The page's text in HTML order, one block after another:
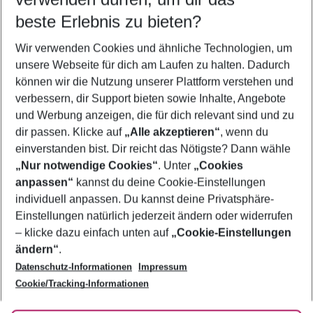
5-8 Nächte
2 Erwachsene Keine Kinder
Mehr Filter anzeigen
Footer
Footer navigation
Über uns
AGB
Bestpreisgarantie
Cookie-Einstellungen ändern
Cookie-Richtlinie
Agenturbetreuung
Barrierefreies Reisen
Folge uns
beste Erlebnis zu bieten?
Wir verwenden Cookies und ähnliche Technologien, um
unsere Webseite für dich am Laufen zu halten. Dadurch
können wir die Nutzung unserer Plattform verstehen und
verbessern, dir Support bieten sowie Inhalte, Angebote
und Werbung anzeigen, die für dich relevant sind und zu
dir passen. Klicke auf „Alle akzeptieren“, wenn du
einverstanden bist. Dir reicht das Nötigste? Dann wähle
„Nur notwendige Cookies“. Unter „Cookies
anpassen“ kannst du deine Cookie-Einstellungen
individuell anpassen. Du kannst deine Privatsphäre-
Einstellungen natürlich jederzeit ändern oder widerrufen
– klicke dazu einfach unten auf „Cookie-Einstellungen
ändern“.
Datenschutz-Informationen
Impressum
Cookie/Tracking-Informationen